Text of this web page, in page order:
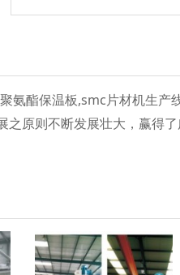
氨酯保温板,smc片材机生产
原则不断发展壮大，赢得